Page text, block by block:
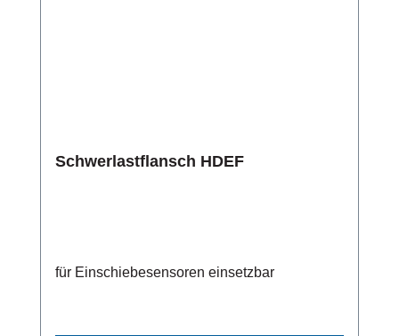
Schwerlastflansch HDEF
für Einschiebesensoren einsetzbar